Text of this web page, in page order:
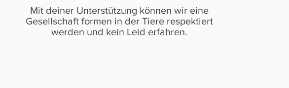
Mit deiner Unterstützung können wir eine
Gesellschaft formen in der Tiere respektiert
werden und kein Leid erfahren.